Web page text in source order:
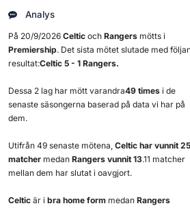
Analys
På 20/9/2026 Celticoch Rangersmötts i
Premiership. Det sista mötet slutade med
resultat:Celtic 5 - 1 Rangers.
Dessa 2 lag har mött varandra49 timesi de
senaste säsongerna baserad på data vi har på
dem.
Utifrån 49 senaste mötena, Celtic har vunnit 25
matchermedan Rangers vunnit 13.11 matcher
mellan dem har slutat i oavgjort.
Celticär i bra home formmedan Rangers